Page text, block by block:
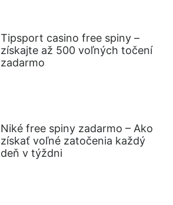
Tipsport casino free spiny –
získajte až 500 voľných točení
zadarmo
Niké free spiny zadarmo – Ako
získať voľné zatočenia každý
deň v týždni